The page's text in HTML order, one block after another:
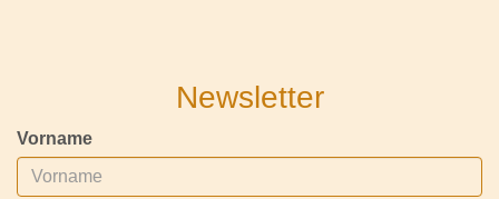
Newsletter
Vorname